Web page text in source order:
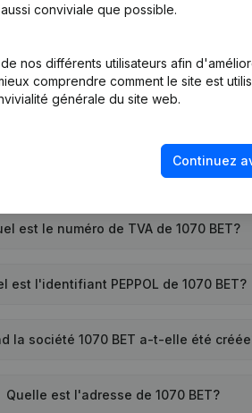
est le numéro de TVA de 1070 BET?
est l'identifiant PEPPOL de 1070 BET?
la société 1070 BET a-t-elle été
Quelle est l'adresse de 1070 BET?
conviviale que possible.
nos différents utilisateurs afin
comprendre comment le site est
générale du site web.
Continuez